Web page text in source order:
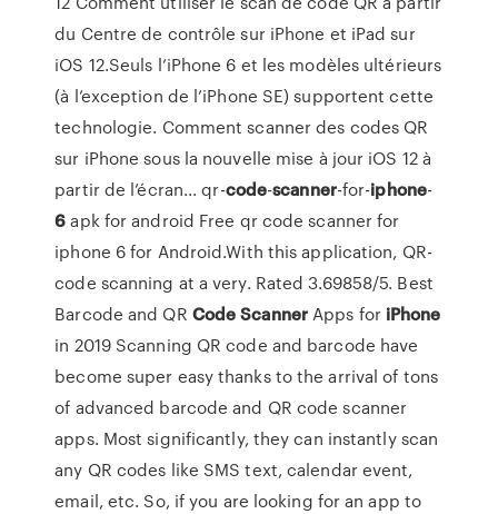
du Centre de contrôle sur iPhone et iPad sur
iOS 12.Seuls l’iPhone 6 et les modèles ultérieurs
(à l’exception de l’iPhone SE) supportent cette
technologie. Comment scanner des codes QR
sur iPhone sous la nouvelle mise à jour iOS 12 à
partir de l’écran... qr-code-scanner-for-iphone-
6apk for android Free qr code scanner for
iphone 6 for Android.With this application, QR-
code scanning at a very. Rated 3.69858/5. Best
Barcode and QR Code ScannerApps for iPhone
in 2019 Scanning QR code and barcode have
become super easy thanks to the arrival of tons
of advanced barcode and QR code scanner
apps. Most significantly, they can instantly scan
any QR codes like SMS text, calendar event,
email, etc. So, if you are looking for an app to